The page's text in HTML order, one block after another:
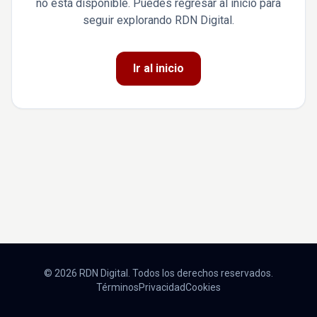
no está disponible. Puedes regresar al inicio para
seguir explorando RDN Digital.
Ir al inicio
© 2026 RDN Digital. Todos los derechos reservados.
TérminosPrivacidadCookies